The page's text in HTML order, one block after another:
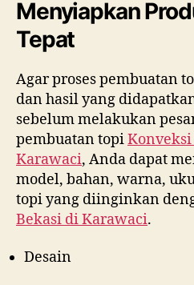
Menyiapkan
Tepat
Agar proses pembuatan
dan hasil yang
sebelum melakukan
pembuatan topi
Karawaci, Anda dapat
model, bahan, warna,
topi yang diinginkan
Bekasi diKarawaci.
Desain